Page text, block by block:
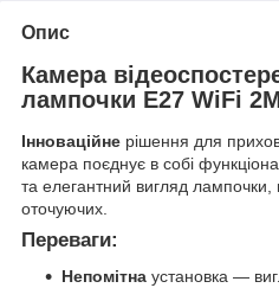
Опис
Камера
лампочки E27 WiFi
Інноваційне рішення для
камера поєднує в собі
та елегантний вигляд
оточуючих.
Переваги:
Непомітна установка —